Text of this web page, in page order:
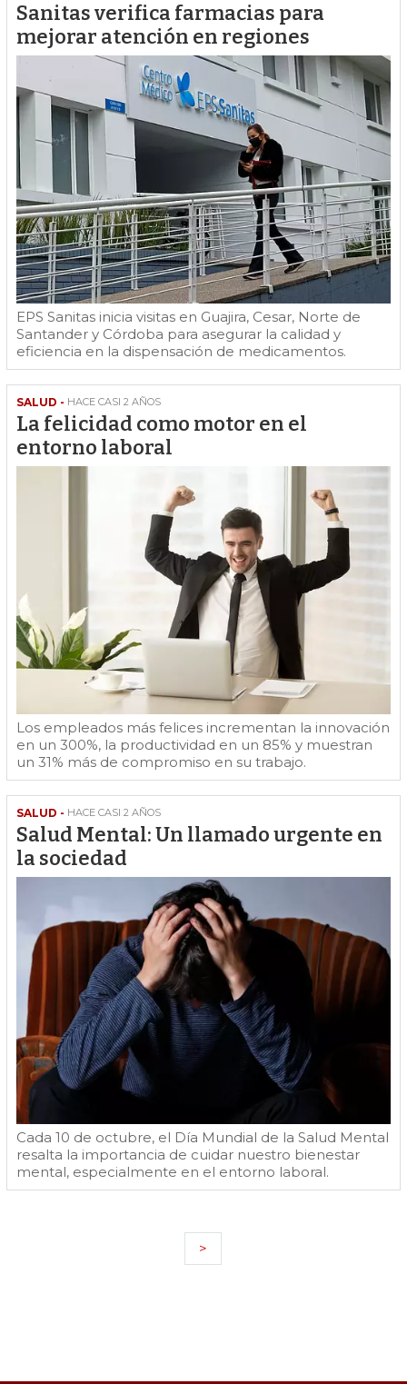
Sanitas verifica farmacias para
mejorar atención en regiones
EPS Sanitas inicia visitas en Guajira, Cesar, Norte de
Santander y Córdoba para asegurar la calidad y
eficiencia en la dispensación de medicamentos.
SALUD - HACE CASI 2 AÑOS
La felicidad como motor en el
entorno laboral
Los empleados más felices incrementan la innovación
en un 300%, la productividad en un 85% y muestran
un 31% más de compromiso en su trabajo.
SALUD - HACE CASI 2 AÑOS
Salud Mental: Un llamado urgente en
la sociedad
Cada 10 de octubre, el Día Mundial de la Salud Mental
resalta la importancia de cuidar nuestro bienestar
mental, especialmente en el entorno laboral.
>